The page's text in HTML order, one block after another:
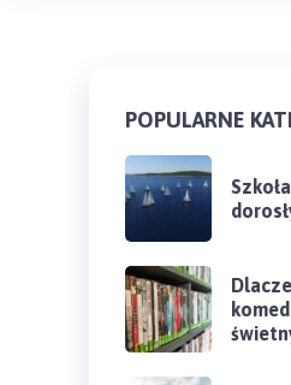
POPULARNE